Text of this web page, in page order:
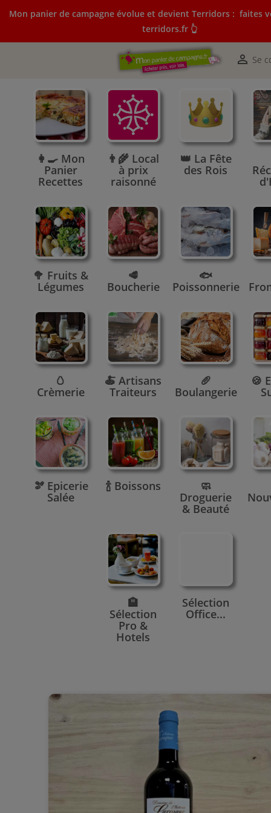
Mon panier de campagne évolue et devient Terridors : faites
terridors.fr 👆
 Se
Mon panier de campagne évolue et devient Terridors:
courses sur terridors.fr 👆
👩‍🍳 Mon
Panier
Recettes
👨‍🌾 Local
à prix
raisonné
👑 La Fête
des Rois
🥦 Fruits &
Légumes
🥩
Boucherie
🐟
Poissonnerie
🥚
Crèmerie
🍝 Artisans
Traiteurs
🥖
Boulangerie
🍪
🫘 Epicerie
Salée
🍾 Boissons 🧼
Droguerie
& Beauté
🏨
Sélection
Pro &
Hotels
Sélection
Office...